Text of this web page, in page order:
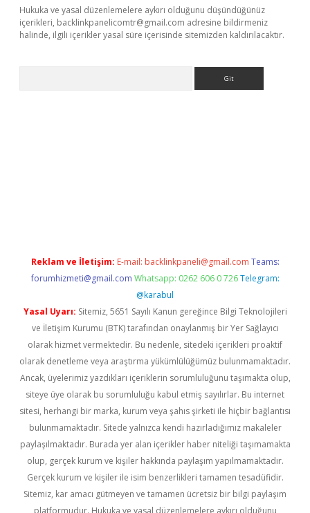
Hukuka ve yasal düzenlemelere aykırı olduğunu düşündüğünüz
içerikleri, backlinkpanelicomtr@gmail.com adresine bildirmeniz
halinde, ilgili içerikler yasal süre içerisinde sitemizden kaldırılacaktır.
Reklam ve İletişim: E-mail: backlinkpaneli@gmail.com Teams:
forumhizmeti@gmail.com Whatsapp: 0262 606 0 726 Telegram:
@karabul
Yasal Uyarı: Sitemiz, 5651 Sayılı Kanun gereğince Bilgi Teknolojileri
ve İletişim Kurumu (BTK) tarafından onaylanmış bir Yer Sağlayıcı
olarak hizmet vermektedir. Bu nedenle, sitedeki içerikleri proaktif
olarak denetleme veya araştırma yükümlülüğümüz bulunmamaktadır.
Ancak, üyelerimiz yazdıkları içeriklerin sorumluluğunu taşımakta olup,
siteye üye olarak bu sorumluluğu kabul etmiş sayılırlar. Bu internet
sitesi, herhangi bir marka, kurum veya şahıs şirketi ile hiçbir bağlantısı
bulunmamaktadır. Sitede yalnızca kendi hazırladığımız makaleler
paylaşılmaktadır. Burada yer alan içerikler haber niteliği taşımamakta
olup, gerçek kurum ve kişiler hakkında paylaşım yapılmamaktadır.
Gerçek kurum ve kişiler ile isim benzerlikleri tamamen tesadüfidir.
Sitemiz, kar amacı gütmeyen ve tamamen ücretsiz bir bilgi paylaşım
platformudur. Hukuka ve yasal düzenlemelere aykırı olduğunu